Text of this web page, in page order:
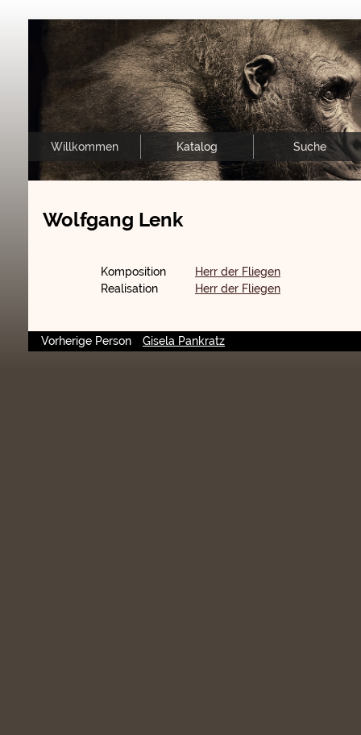
Willkommen Katalog Suche
Wolfgang Lenk
Komposition
Herr der Fliegen
Realisation
Herr der Fliegen
Vorherige Person Gisela Pankratz